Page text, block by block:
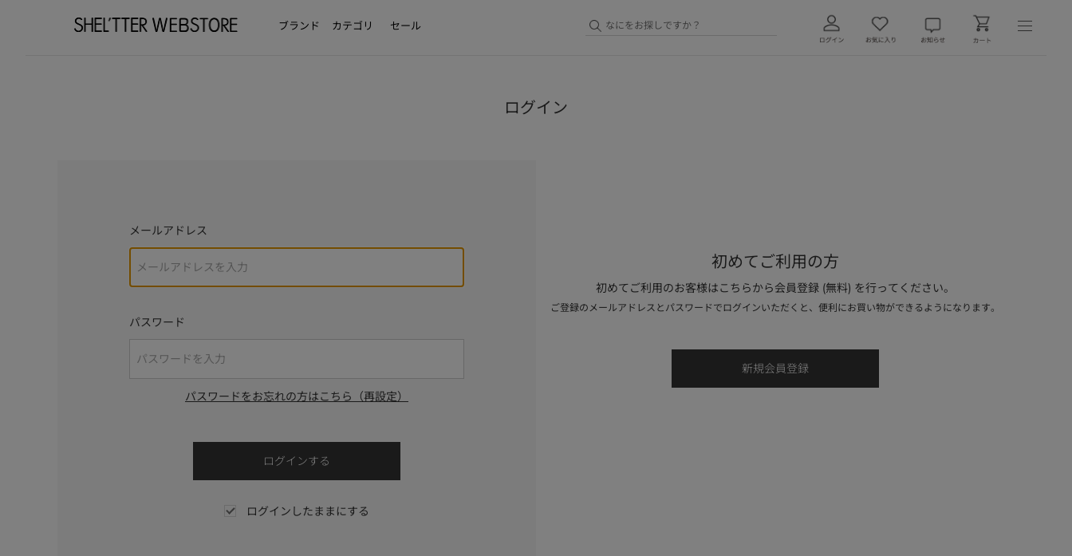
ブランド カテゴリ セール
ログイン
メールアドレス
パスワード
パスワードをお忘れの方はこちら（再設定）
ログインしたままにする
初めてご利用の方
初めてご利用のお客様はこちらから会員登録 (無料) を行ってください。
ご登録のメールアドレスとパスワードでログインいただくと、便利にお買い物ができるようになります。